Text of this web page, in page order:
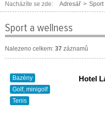
Nacházíte se zde: Adresář > Sport
Sport a wellness
Nalezeno celkem: 37 záznamů
Bazény
Golf, minigolf
Tenis
Hotel